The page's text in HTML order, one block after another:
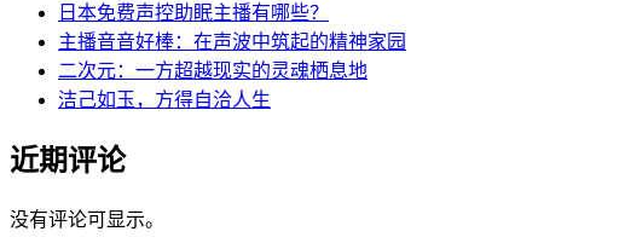
日本免费声控助眠主播有哪些？
主播音音好棒：在声波中筑起的精神家园
二次元：一方超越现实的灵魂栖息地
洁己如玉，方得自洽人生
近期评论
没有评论可显示。